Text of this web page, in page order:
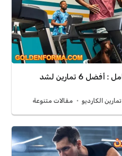
تمارين كارديو للجسم كامل : أفضل 6 تمارين لشد
تمارين الكارديو مقالات متنوعة